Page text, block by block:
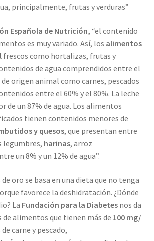
principalmente, frutas y verduras”
Española de Nutrición, “el contenido
es muy variado. Así, los alimentos
frescos como hortalizas, frutas y
de agua comprendidos entre el
de origen animal como carnes, pescados
entre el 60% y el 80%. La leche
de un 87% de agua. Los alimentos
tienen contenidos menores de
y quesos, que presentan entre
legumbres, harinas, arroz
un 8% y un 12% de agua”.
oro se basa en una dieta que no tenga
favorece la deshidratación. ¿Dónde
La Fundación para la Diabetes nos da
alimentos que tienen más de 100 mg/
de carne y pescado,